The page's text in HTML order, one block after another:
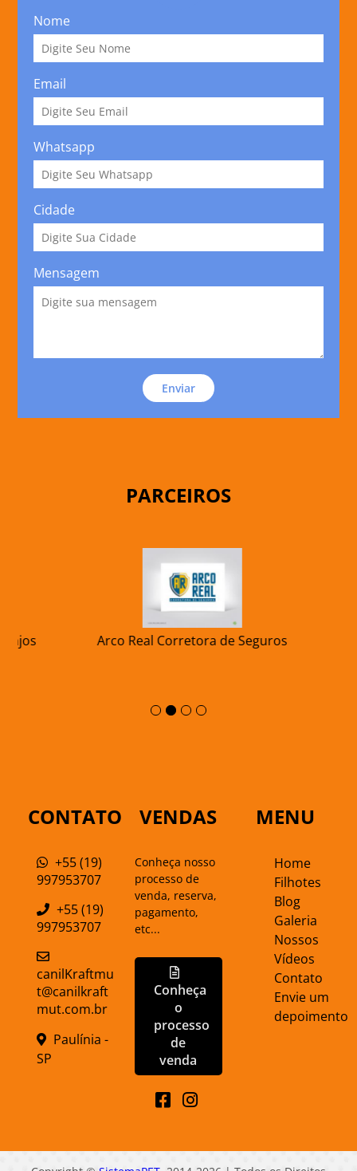
Nome
Email
Whatsapp
Cidade
Mensagem
Enviar
PARCEIROS
Arco Real Corretora de Seguros
CONTATO
+55 (19)
997953707
+55 (19)
997953707
canilKraftmu
t@canilkraft
mut.com.br
Paulínia -
SP
VENDAS
Conheça nosso
processo de
venda, reserva,
pagamento,
etc...
Conheça
o
processo
de
venda
MENU
Home
Filhotes
Blog
Galeria
Nossos
Vídeos
Contato
Envie um
depoimento